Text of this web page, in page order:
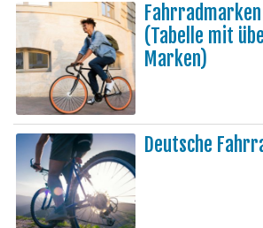
(Tabelle mit
Marken)
Deutsche